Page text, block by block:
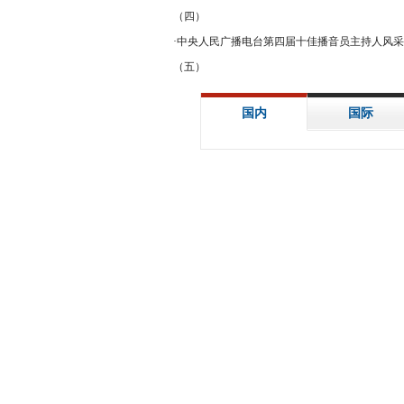
（四）
·中央人民广播电台第四届十佳播音员主持人风
（五）